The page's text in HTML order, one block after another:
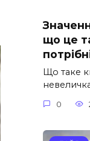
що це
Що таке
0